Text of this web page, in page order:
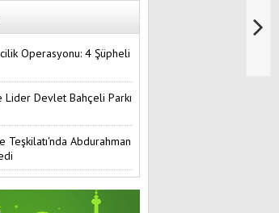
Operasyonu: 4 Şüpheli
Devlet Bahçeli Parkı
Teşkilatı'nda Abdurahman